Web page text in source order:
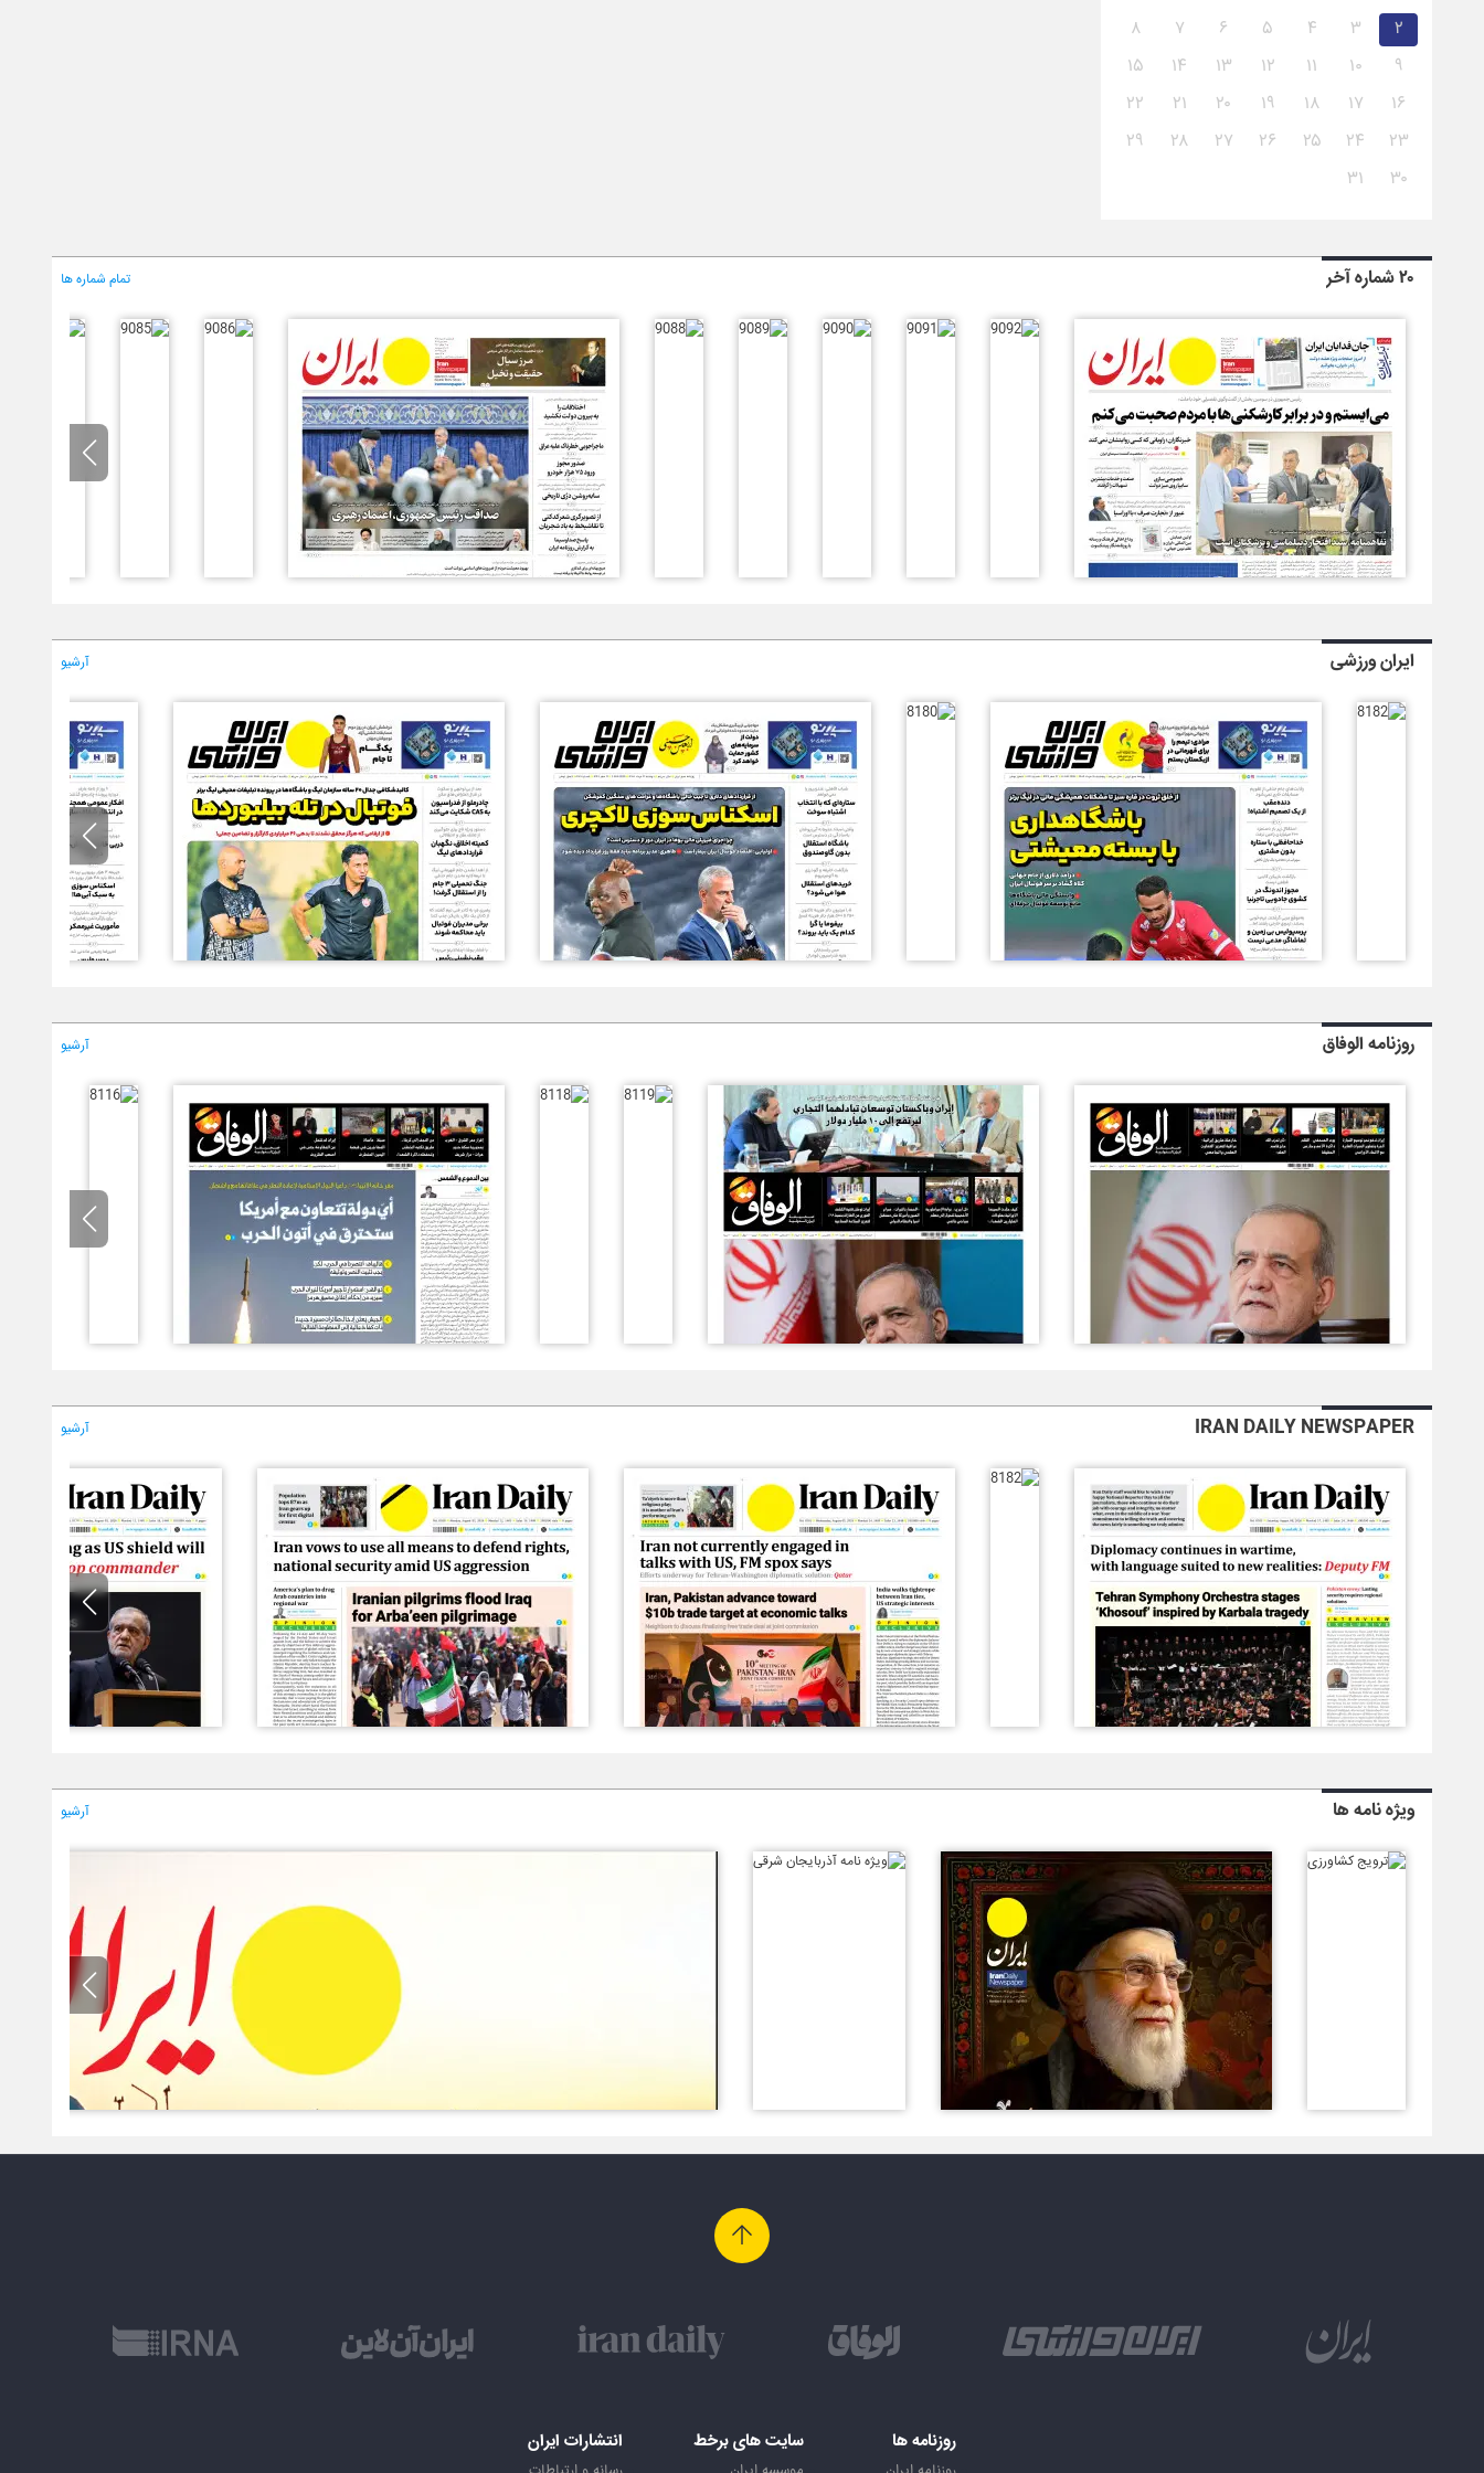
۲
۳ ۴ ۵ ۶ ۷
۸
۹
۱۰ ۱۱ ۱۲ ۱۳ ۱۴
۱۵
۱۶
۱۷ ۱۸ ۱۹ ۲۰ ۲۱
۲۲
۲۳
۲۴ ۲۵ ۲۶ ۲۷ ۲۸
۲۹
۳۰
۳۱
۲۰ شماره آخر تمام شماره ها
ایران ورزشی آرشیو
روزنامه الوفاق آرشیو
IRAN DAILY NEWSPAPER آرشیو
ویژه نامه ها آرشیو
روزنامه ها سایت های برخط انتشارات ایران